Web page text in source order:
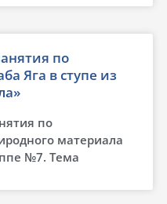
по
Яга в ступе из
по
материала
№7. Тема